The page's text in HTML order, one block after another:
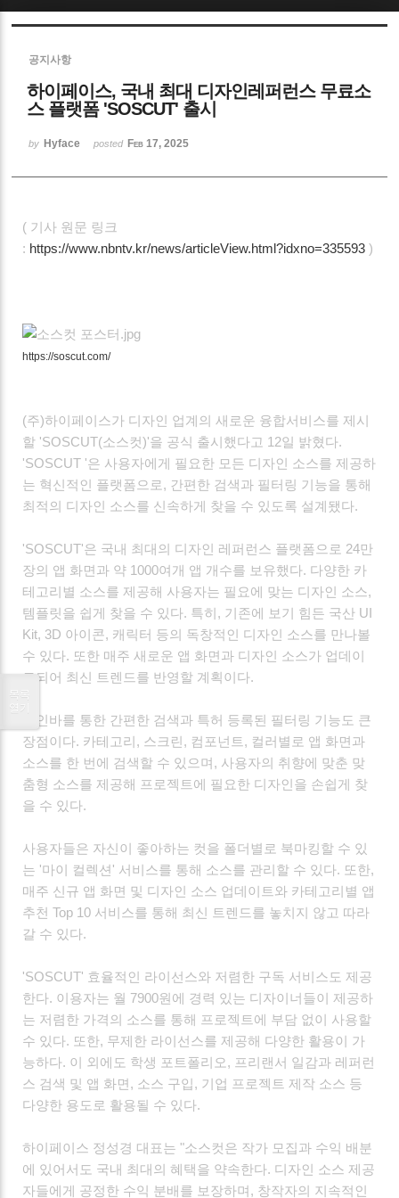
공지사항
하이페이스, 국내 최대 디자인레퍼런스 무료소
스 플랫폼 'SOSCUT' 출시
by Hyface posted Feb 17, 2025
( 기사 원문 링크
: https://www.nbntv.kr/news/articleView.html?idxno=335593 )
https://soscut.com/
(주)하이페이스가 디자인 업계의 새로운 융합서비스를 제시
할 'SOSCUT(소스컷)'을 공식 출시했다고 12일 밝혔다.
'SOSCUT '은 사용자에게 필요한 모든 디자인 소스를 제공하
는 혁신적인 플랫폼으로, 간편한 검색과 필터링 기능을 통해
최적의 디자인 소스를 신속하게 찾을 수 있도록 설계됐다.
'SOSCUT'은 국내 최대의 디자인 레퍼런스 플랫폼으로 24만
장의 앱 화면과 약 1000여개 앱 개수를 보유했다. 다양한 카
테고리별 소스를 제공해 사용자는 필요에 맞는 디자인 소스,
템플릿을 쉽게 찾을 수 있다. 특히, 기존에 보기 힘든 국산 UI
Kit, 3D 아이콘, 캐릭터 등의 독창적인 디자인 소스를 만나볼
수 있다. 또한 매주 새로운 앱 화면과 디자인 소스가 업데이
트되어 최신 트렌드를 반영할 계획이다.
메인바를 통한 간편한 검색과 특허 등록된 필터링 기능도 큰
장점이다. 카테고리, 스크린, 컴포넌트, 컬러별로 앱 화면과
소스를 한 번에 검색할 수 있으며, 사용자의 취향에 맞춘 맞
춤형 소스를 제공해 프로젝트에 필요한 디자인을 손쉽게 찾
을 수 있다.
사용자들은 자신이 좋아하는 컷을 폴더별로 북마킹할 수 있
는 '마이 컬렉션' 서비스를 통해 소스를 관리할 수 있다. 또한,
매주 신규 앱 화면 및 디자인 소스 업데이트와 카테고리별 앱
추천 Top 10 서비스를 통해 최신 트렌드를 놓치지 않고 따라
갈 수 있다.
'SOSCUT' 효율적인 라이선스와 저렴한 구독 서비스도 제공
한다. 이용자는 월 7900원에 경력 있는 디자이너들이 제공하
는 저렴한 가격의 소스를 통해 프로젝트에 부담 없이 사용할
수 있다. 또한, 무제한 라이선스를 제공해 다양한 활용이 가
능하다. 이 외에도 학생 포트폴리오, 프리랜서 일감과 레퍼런
스 검색 및 앱 화면, 소스 구입, 기업 프로젝트 제작 소스 등
다양한 용도로 활용될 수 있다.
하이페이스 정성경 대표는 "소스컷은 작가 모집과 수익 배분
에 있어서도 국내 최대의 혜택을 약속한다. 디자인 소스 제공
자들에게 공정한 수익 분배를 보장하며, 창작자의 지속적인
목록
열기